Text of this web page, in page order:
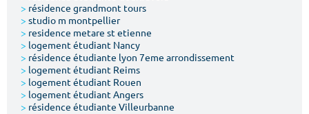
Chercher
> résidence grandmont tours
> studio m montpellier
> residence metare st etienne
> logement étudiant Nancy
> résidence étudiante lyon 7eme arrondissement
> logement étudiant Reims
> logement étudiant Rouen
> logement étudiant Angers
> résidence étudiante Villeurbanne